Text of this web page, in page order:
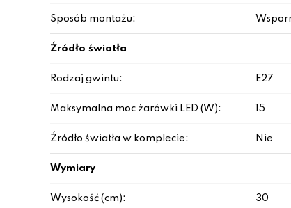
Sposób montażu:
Źródło światła
Rodzaj gwintu: E27
Maksymalna moc żarówki LED (W): 15
Źródło światła w komplecie: Nie
Wymiary
Wysokość (cm): 30